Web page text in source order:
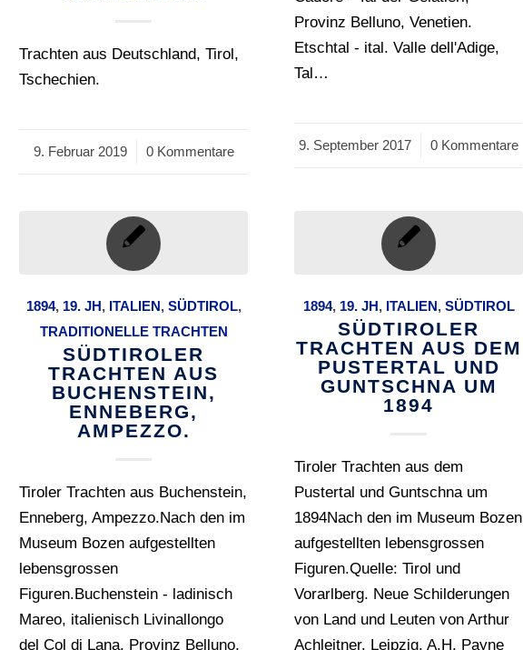
Trachten aus Deutschland, Tirol,
Tschechien.
9. Februar 2019
/ 0 Kommentare
Provinz Belluno, Venetien.
Etschtal - ital. Valle dell'Adige,
Tal…
9. September 2017
/ 0 Kommentare
1894, 19. JH, ITALIEN, SÜDTIROL,
TRADITIONELLE TRACHTEN
SÜDTIROLER
TRACHTEN AUS
BUCHENSTEIN,
ENNEBERG,
AMPEZZO.
Tiroler Trachten aus Buchenstein,
Enneberg, Ampezzo.Nach den im
Museum Bozen aufgestellten
lebensgrossen
Figuren.Buchenstein - ladinisch
Mareo, italienisch Livinallongo
del Col di Lana, Provinz Belluno,
1894, 19. JH, ITALIEN, SÜDTIROL
SÜDTIROLER
TRACHTEN AUS DEM
PUSTERTAL UND
GUNTSCHNA UM
1894
Tiroler Trachten aus dem
Pustertal und Guntschna um
1894Nach den im Museum Bozen
aufgestellten lebensgrossen
Figuren.Quelle: Tirol und
Vorarlberg. Neue Schilderungen
von Land und Leuten von Arthur
Achleitner. Leipzig, A.H. Payne